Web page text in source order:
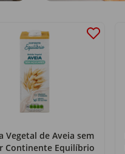
Vegetal de Aveia sem
Continente Equilíbrio